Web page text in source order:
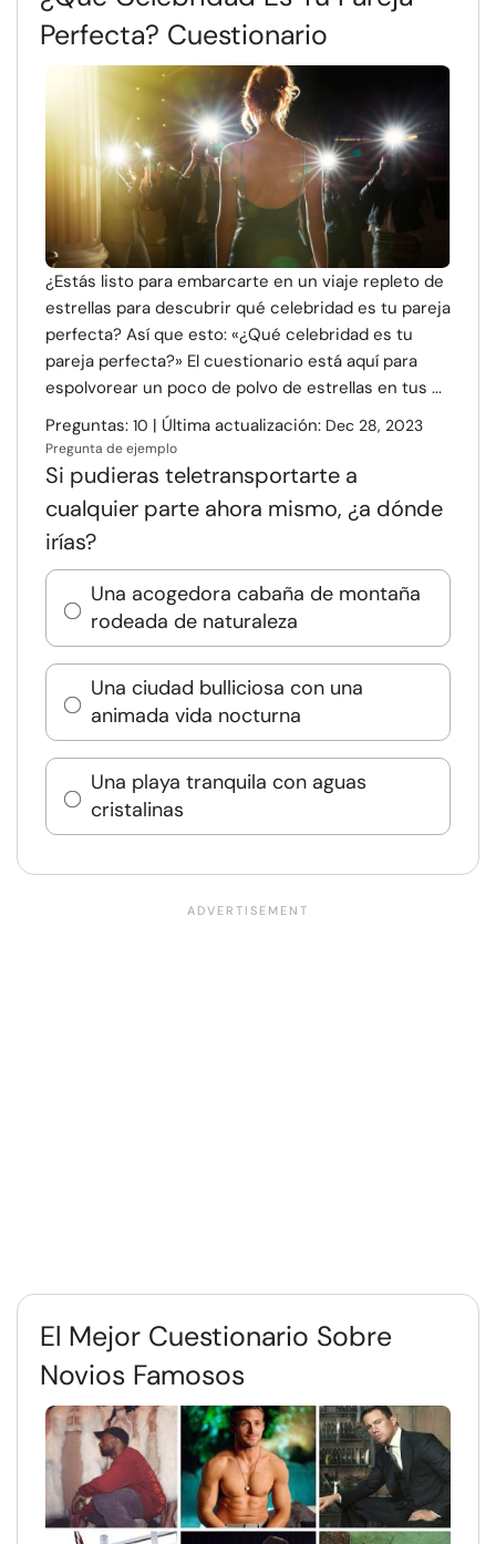
Perfecta? Cuestionario
¿Estás listo para embarcarte en un viaje repleto de
estrellas para descubrir qué celebridad es tu pareja
perfecta? Así que esto: «¿Qué celebridad es tu
pareja perfecta?» El cuestionario está aquí para
espolvorear un poco de polvo de estrellas en tus ...
Preguntas: 10 | Última actualización: Dec 28, 2023
Pregunta de ejemplo
Si pudieras teletransportarte a
cualquier parte ahora mismo, ¿a dónde
irías?
Una acogedora cabaña de montaña
rodeada de naturaleza
Una ciudad bulliciosa con una
animada vida nocturna
Una playa tranquila con aguas
cristalinas
El Mejor Cuestionario Sobre
Novios Famosos